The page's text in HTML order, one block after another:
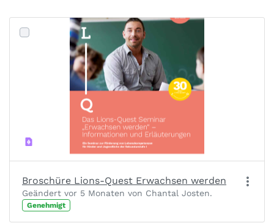
Broschüre Lions-Quest Erwachsen werden
Geändert vor 5 Monaten von Chantal Josten.
Genehmigt